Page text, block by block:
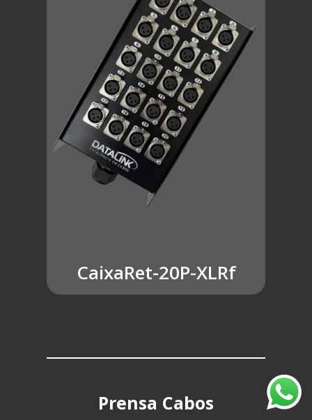
CaixaRet-20P-XLRf
Prensa Cabos